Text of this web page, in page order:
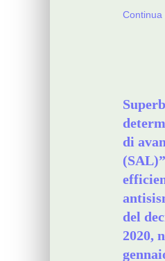
Continua
di
del
2020,